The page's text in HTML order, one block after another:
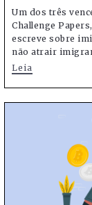
Um dos três
Challenge
escreve sobre
não atrair
Leia